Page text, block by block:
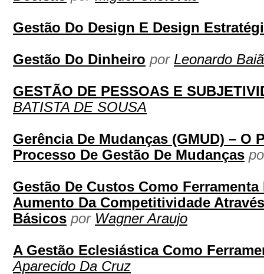
Gestão Do Design E Design
Gestão Do Dinheiro por Leonardo
GESTÃO DE PESSOAS E
BATISTA DE SOUSA
Gerência De Mudanças (GMUD) – O
Processo De Gestão De Mudanças
Gestão De Custos Como
Aumento Da Competitividade
Básicos por Wagner Araujo
A Gestão Eclesiástica Como
Aparecido Da Cruz